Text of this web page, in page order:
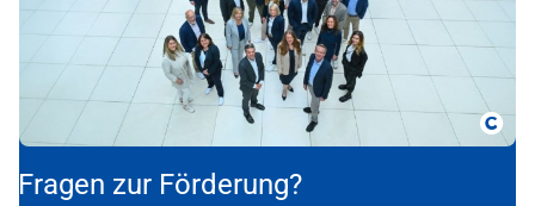
Fragen zur Förderung?